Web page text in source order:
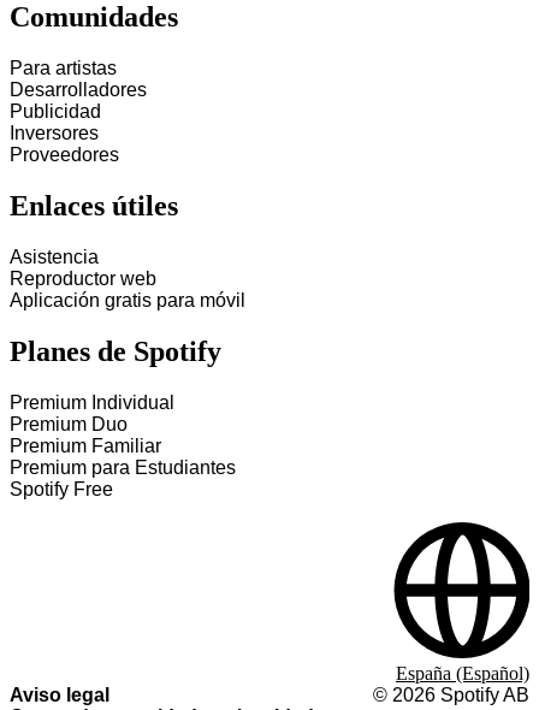
Comunidades
Para artistas
Desarrolladores
Publicidad
Inversores
Proveedores
Enlaces útiles
Asistencia
Reproductor web
Aplicación gratis para móvil
Planes de Spotify
Premium Individual
Premium Duo
Premium Familiar
Premium para Estudiantes
Spotify Free
Aviso legal
© 2026 Spotify AB
España (Español)